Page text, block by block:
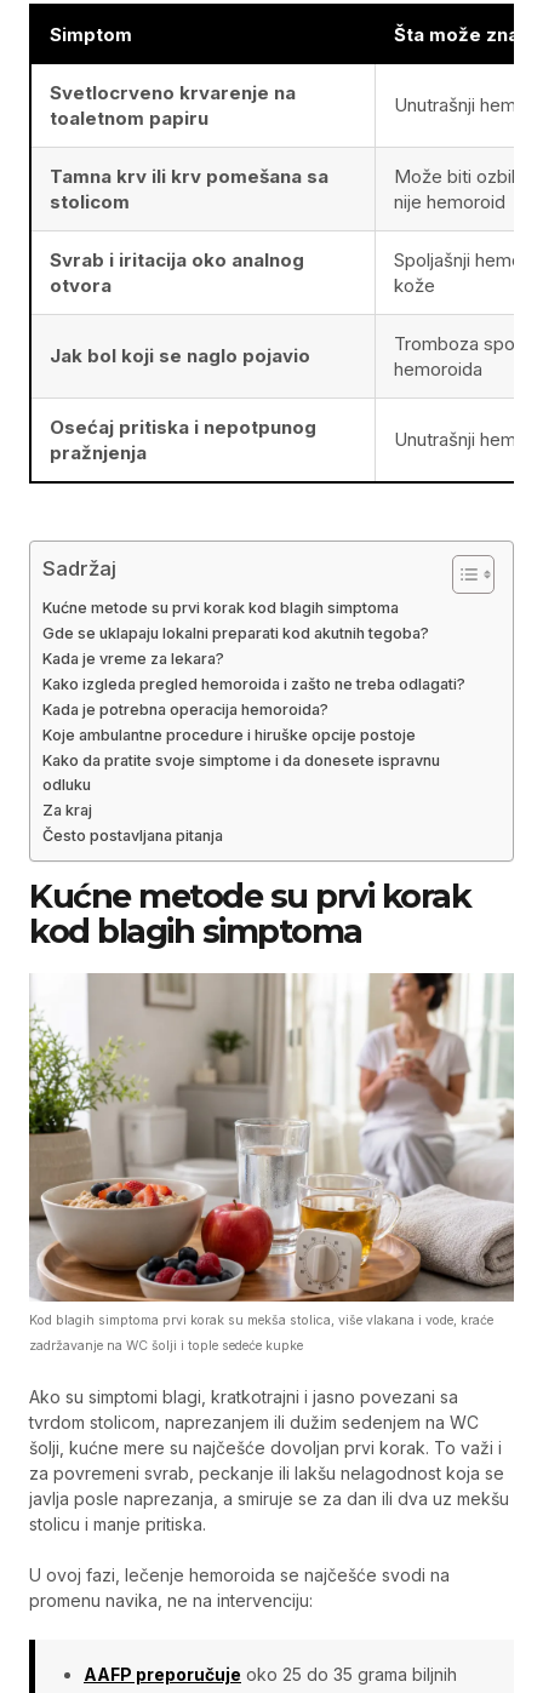
Simptom Šta može
Svetlocrveno krvarenje na
toaletnom papiru
Unutrašnji
Tamna krv ili krv pomešana sa
stolicom
Može biti
nije hemoroid
Svrab i iritacija oko analnog
otvora
Spoljašnji
kože
Jak bol koji se naglo pojavio
Tromboza
hemoroida
Osećaj pritiska i nepotpunog
pražnjenja
Unutrašnji
Sadržaj
Kućne metode su prvi korak kod blagih simptoma
Gde se uklapaju lokalni preparati kod akutnih tegoba?
Kada je vreme za lekara?
Kako izgleda pregled hemoroida i zašto ne treba odlagati?
Kada je potrebna operacija hemoroida?
Koje ambulantne procedure i hiruške opcije postoje
Kako da pratite svoje simptome i da donesete ispravnu
odluku
Za kraj
Često postavljana pitanja
Kućne metode su prvi korak
kod blagih simptoma
Kod blagih simptoma prvi korak su mekša stolica, više vlakana i vode, kraće
zadržavanje na WC šolji i tople sedeće kupke
Ako su simptomi blagi, kratkotrajni i jasno povezani sa
tvrdom stolicom, naprezanjem ili dužim sedenjem na WC
šolji, kućne mere su najčešće dovoljan prvi korak. To važi i
za povremeni svrab, peckanje ili lakšu nelagodnost koja se
javlja posle naprezanja, a smiruje se za dan ili dva uz mekšu
stolicu i manje pritiska.
U ovoj fazi, lečenje hemoroida se najčešće svodi na
promenu navika, ne na intervenciju:
AAFP preporučuje oko 25 do 35 grama biljnih